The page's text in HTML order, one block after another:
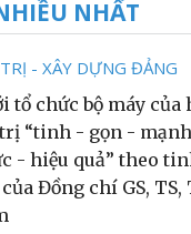
NHẤT
- XÂY DỰNG ĐẢNG
tổ chức bộ máy của
“tinh - gọn -
- hiệu quả” theo
Đồng chí GS,